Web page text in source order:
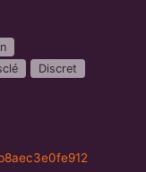
Discret